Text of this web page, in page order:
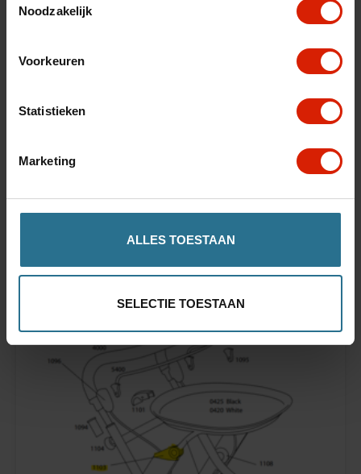
Noodzakelijk
Voorkeuren
Statistieken
Marketing
ALLES TOESTAAN
SELECTIE TOESTAAN